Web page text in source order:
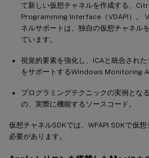
て新しい仮想チャネルを作成する、
Programming Interface（VDAPI）。
ネルサポートは、独自の仮想チャネル
ています。
視覚的要素を強化し、ICAと統合され
をサポートするWindows Monitoring
プログラミングテクニックの実例とな
の、実際に機能するソースコード。
仮想チャネルSDKでは、WFAPI SDKで仮
必要があります。